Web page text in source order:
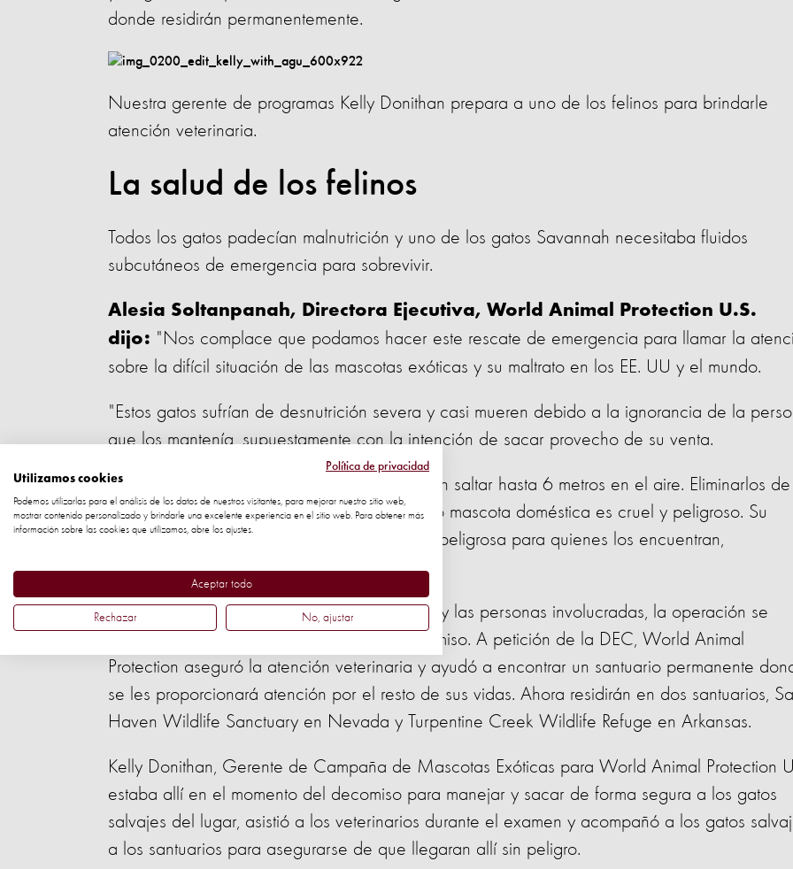
donde residirán permanentemente.
Nuestra gerente de programas Kelly Donithan prepara a uno de los felinos para brindarle
atención veterinaria.
La salud de los felinos
Todos los gatos padecían malnutrición y uno de los gatos Savannah necesitaba fluidos
subcutáneos de emergencia para sobrevivir.
Alesia Soltanpanah, Directora Ejecutiva, World Animal Protection U.S.
dijo: "Nos complace que podamos hacer este rescate de emergencia para llamar la
sobre la difícil situación de las mascotas exóticas y su maltrato en los EE. UU y el mundo.
"Estos gatos sufrían de desnutrición severa y casi mueren debido a la ignorancia de la
que los mantenía, supuestamente con la intención de sacar provecho de su venta.
"Estos gatos salvajes son cazadores y pueden saltar hasta 6 metros en el aire. Eliminarlos de
entorno natural y someterlos a una vida como mascota doméstica es cruel y peligroso. Su
tamaño e instinto natural crean una situación peligrosa para quienes los encuentran,
especialmente animales pequeños y niños ".
Para garantizar la seguridad de los animales y las personas involucradas, la operación se
planificó durante la semana anterior al decomiso. A petición de la DEC, World Animal
Protection aseguró la atención veterinaria y ayudó a encontrar un santuario permanente
se les proporcionará atención por el resto de sus vidas. Ahora residirán en dos santuarios,
Haven Wildlife Sanctuary en Nevada y Turpentine Creek Wildlife Refuge en Arkansas.
Kelly Donithan, Gerente de Campaña de Mascotas Exóticas para World Animal Protection
estaba allí en el momento del decomiso para manejar y sacar de forma segura a los gatos
salvajes del lugar, asistió a los veterinarios durante el examen y acompañó a los gatos
a los santuarios para asegurarse de que llegaran allí sin peligro.
Política de privacidad
Utilizamos cookies
Podemos utilizarlas para el análisis de los datos de nuestros visitantes, para mejorar nuestro sitio web,
mostrar contenido personalizado y brindarle una excelente experiencia en el sitio web. Para obtener más
información sobre las cookies que utilizamos, abre los ajustes.
Aceptar todo
Rechazar No, ajustar